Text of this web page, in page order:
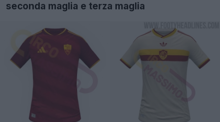
seconda maglia e terza maglia